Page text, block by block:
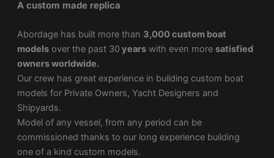
A custom made replica
Abordage has built more than 3,000 custom boat
modelsover the past 30 yearswith even more satisfied
owners worldwide.
Our crew has great experience in building custom boat
models for Private Owners, Yacht Designers and
Shipyards.
Model of any vessel, from any period can be
commissioned thanks to our long experience building
one of a kind custom models.